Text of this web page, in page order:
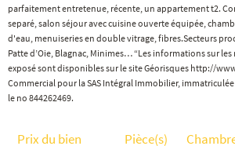
parfaitement entretenue, récente, un appartement t2.
separé, salon séjour avec cuisine ouverte équipée,
d'eau, menuiseries en double vitrage, fibres.Secteurs
Patte d’Oie, Blagnac, Minimes… “Les informations sur
exposé sont disponibles sur le site Géorisques http://
Commercial pour la SAS Intégral Immobilier, immatriculée
le no 844262469.
Prix du bien Pièce(s)